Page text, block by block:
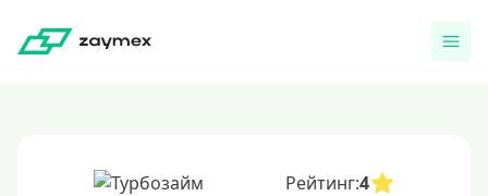
Рейтинг:4